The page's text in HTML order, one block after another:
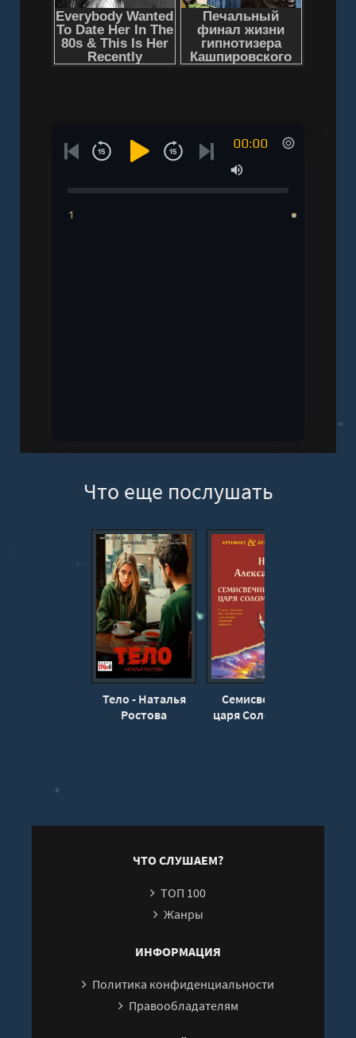
00:00
1
Что еще послушать
Тело - Наталья
Ростова
Семисвечник
царя Соломона -
ЧТО СЛУШАЕМ?
ТОП 100
Жанры
ИНФОРМАЦИЯ
Политика конфиденциальности
Правообладателям